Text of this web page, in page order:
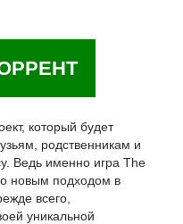
который будет
родственникам и
Ведь именно игра The
новым подходом в
всего,
уникальной